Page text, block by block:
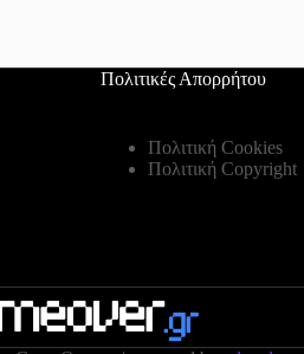
Πολιτικές Απορρήτου
Πολιτική Cookies
Πολιτική Copyright